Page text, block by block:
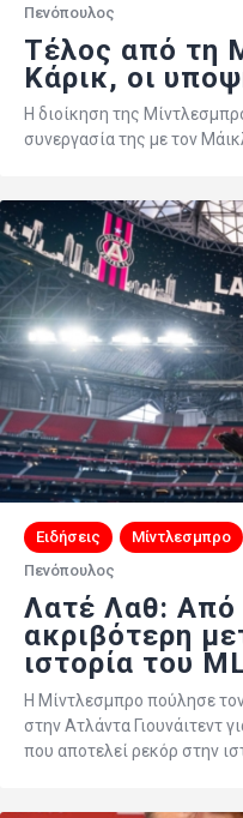
Πενόπουλος
Τέλος από τη
Κάρικ, oι
Η διοίκηση της
συνεργασία της με τον
Ειδήσεις Μίντλεσμπρο
Πενόπουλος
Λατέ Λαθ:
ακριβότερη
ιστορία του
Η Μίντλεσμπρο πούλησε
στην Ατλάντα Γιουνάιτεντ
που αποτελεί ρεκόρ στην